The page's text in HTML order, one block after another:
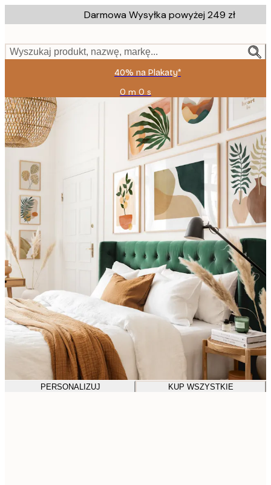
to
content.
Darmowa Wysyłka powyżej 249 zł
Wyszukaj produkt, nazwę, markę...
40% na Plakaty*
0 m 0 s
Ważny
do:
2026-
08-
09
PERSONALIZUJ KUP WSZYSTKIE